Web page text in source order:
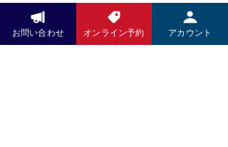
ズ」であること。
お問い合わせ オンライン予約 アカウント